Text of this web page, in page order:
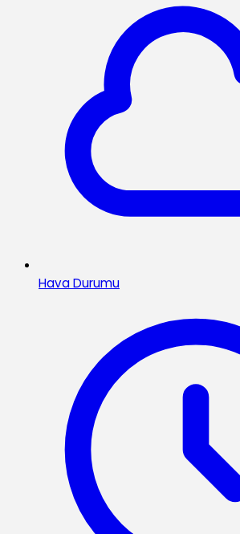
Hava Durumu